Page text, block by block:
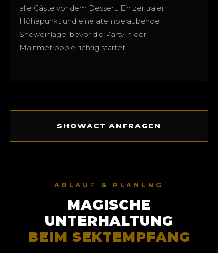
alle Gäste vor dem Dessert. Ein zentraler
Höhepunkt und eine atemberaubende
Showeinlage, bevor die Party in der
Mainmetropole richtig startet.
SHOWACT ANFRAGEN
ABLAUF & PLANUNG
MAGISCHE
UNTERHALTUNG
BEIM SEKTEMPFANG